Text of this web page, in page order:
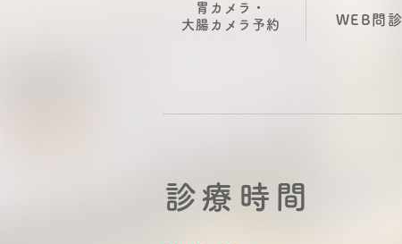
WEB問診
胃カメラ・
大腸カメラ ​予約
診療時間